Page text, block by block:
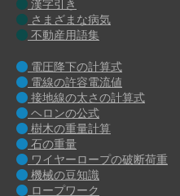
漢字引き
さまざまな病気
不動産用語集
電圧降下の計算式
電線の許容電流値
接地線の太さの計算式
ヘロンの公式
樹木の重量計算
石の重量
ワイヤーロープの破断荷重
機械の豆知識
ロープワーク